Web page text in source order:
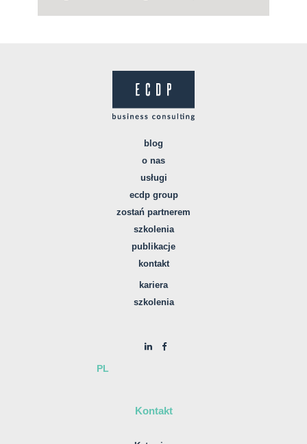
blog
o nas
usługi
ecdp group
zostań partnerem
szkolenia
publikacje
kontakt
kariera
szkolenia
PL
Kontakt